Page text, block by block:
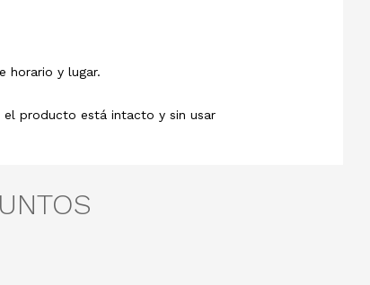
horario y lugar.
producto está intacto y sin usar